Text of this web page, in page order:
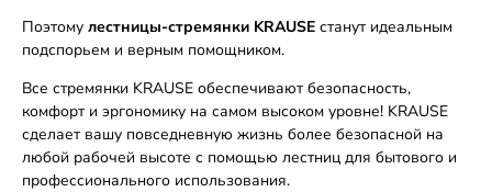
Поэтому лестницы-стремянки KRAUSE станут идеальным
подспорьем и верным помощником.
Все стремянки KRAUSE обеспечивают безопасность,
комфорт и эргономику на самом высоком уровне! KRAUSE
сделает вашу повседневную жизнь более безопасной на
любой рабочей высоте с помощью лестниц для бытового и
профессионального использования.